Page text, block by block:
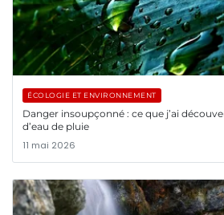
ÉCOLOGIE ET ENVIRONNEMENT
Danger insoupçonné : ce que j’ai
d’eau de pluie
11 mai 2026